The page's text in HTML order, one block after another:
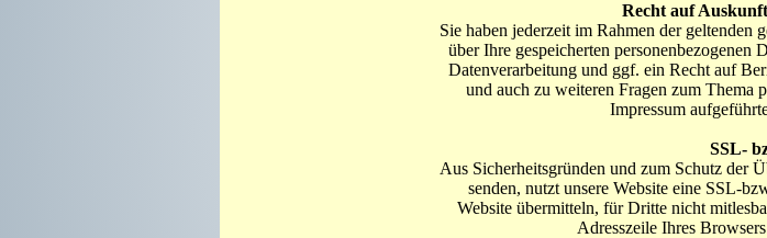
Recht auf
Sie haben jederzeit im Rahmen der geltenden
über Ihre gespeicherten
Datenverarbeitung und ggf. ein Recht auf
und auch zu weiteren Fragen zum Thema
Impressum
SSL-
Aus Sicherheitsgründen und zum Schutz der
senden, nutzt unsere Website eine SSL-
Website übermitteln, für Dritte nicht
Adresszeile Ihres